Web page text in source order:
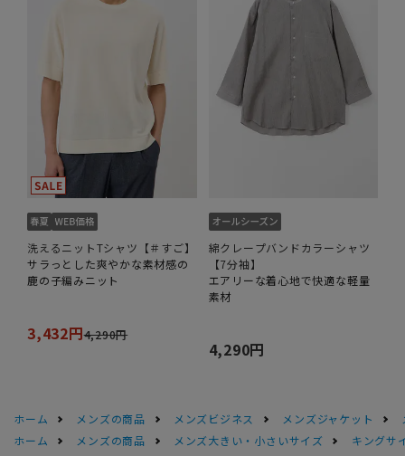
洗えるニットTシャツ【＃すご】
サラっとした爽やかな素材感の
鹿の子編みニット
3,432円4,290円
綿クレープバンドカラーシャツ
【7分袖】
エアリーな着心地で快適な軽量
素材
4,290円
ホーム メンズの商品 メンズビジネス メンズジャケット
ホーム
メンズの商品 メンズ大きい・小さいサイズ
キングサ